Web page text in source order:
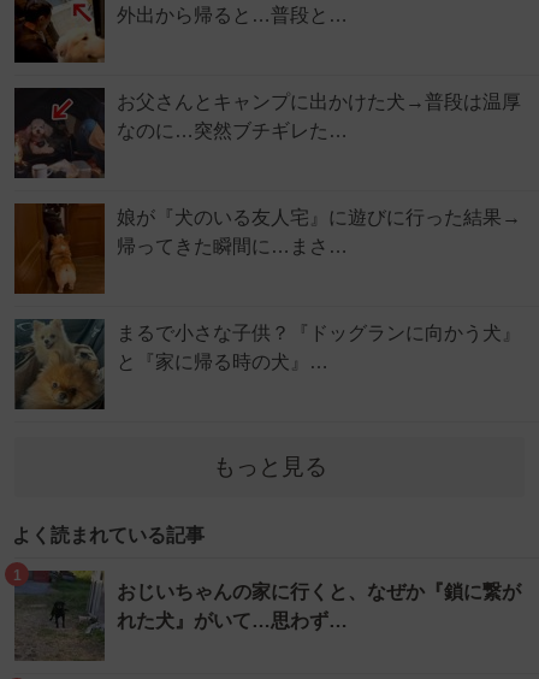
外出から帰ると…普段と…
お父さんとキャンプに出かけた犬→普段は温厚
なのに…突然ブチギレた…
娘が『犬のいる友人宅』に遊びに行った結果→
帰ってきた瞬間に…まさ…
まるで小さな子供？『ドッグランに向かう犬』
と『家に帰る時の犬』…
もっと見る
よく読まれている記事
1
おじいちゃんの家に行くと、なぜか『鎖に繋が
れた犬』がいて…思わず…